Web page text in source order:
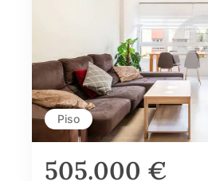
Piso
505.000 €